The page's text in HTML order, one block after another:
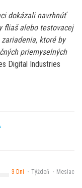
dokázali navrhnúť
fliaš alebo testovacej
ktoré by
priemyselných
Digital Industries
3 Dni Týždeň Mesiac